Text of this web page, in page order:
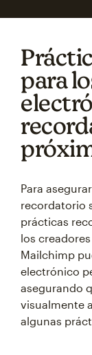
para
Para
recordatorio
prácticas
los
Mailchimp
electrónico
asegurando
visualmente
algunas